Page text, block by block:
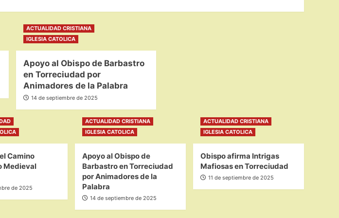
ACTUALIDAD CRISTIANA
IGLESIA CATOLICA
Apoyo al Obispo de Barbastro
en Torreciudad por
Animadores de la Palabra
14 de septiembre de 2025
Camino
Medieval
de 2025
ACTUALIDAD CRISTIANA
IGLESIA CATOLICA
Apoyo al Obispo de
Barbastro en Torreciudad
por Animadores de la
Palabra
14 de septiembre de 2025
ACTUALIDAD CRISTIANA
IGLESIA CATOLICA
Obispo afirma Intrigas
Mafiosas en Torreciudad
11 de septiembre de 2025